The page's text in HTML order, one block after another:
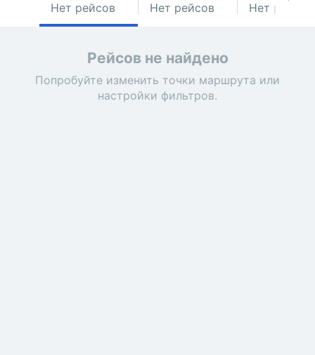
Нет рейсов Нет рейсов Нет рейсов
Рейсов не найдено
Попробуйте изменить точки маршрута или
настройки фильтров.